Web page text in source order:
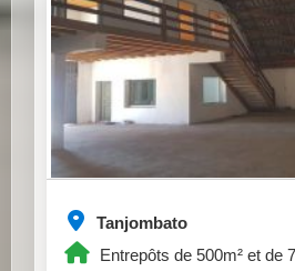
Tanjombato
Entrepôts de 500m² et de